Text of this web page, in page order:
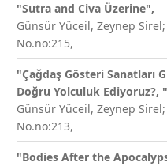
"Sutra and Civa Üzerine",
Günsür Yüceil, Zeynep Sirel;
No.no:215,
"Çağdaş Gösteri Sanatları
Doğru Yolculuk Ediyoruz?,
Günsür Yüceil, Zeynep Sirel;
No.no:213,
"Bodies After the